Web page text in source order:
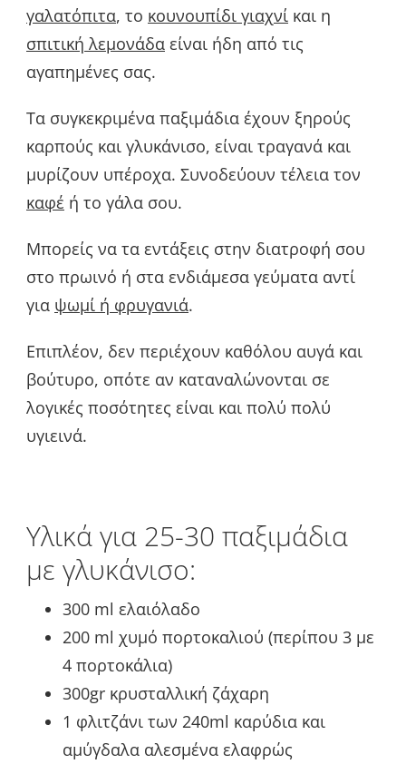
γαλατόπιτα, το κουνουπίδι γιαχνί και η
σπιτική λεμονάδα είναι ήδη από τις
αγαπημένες σας.
Τα συγκεκριμένα παξιμάδια έχουν ξηρούς
καρπούς και γλυκάνισο, είναι τραγανά και
μυρίζουν υπέροχα. Συνοδεύουν τέλεια τον
καφέ ή το γάλα σου.
Μπορείς να τα εντάξεις στην διατροφή σου
στο πρωινό ή στα ενδιάμεσα γεύματα αντί
για ψωμί ή φρυγανιά.
Επιπλέον, δεν περιέχουν καθόλου αυγά και
βούτυρο, οπότε αν καταναλώνονται σε
λογικές ποσότητες είναι και πολύ πολύ
υγιεινά.
Υλικά για 25-30 παξιμάδια
με γλυκάνισο:
300 ml ελαιόλαδο
200 ml χυμό πορτοκαλιού (περίπου 3 με
4 πορτοκάλια)
300gr κρυσταλλική ζάχαρη
1 φλιτζάνι των 240ml καρύδια και
αμύγδαλα αλεσμένα ελαφρώς